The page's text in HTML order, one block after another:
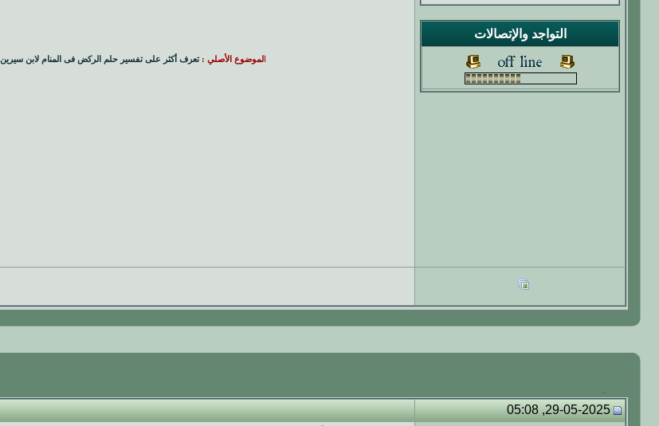
التواجد والإتصالات
لموضوع الأصلي :تعرف أكثر على تفسير حلم الركض فى المنام لابن سيرين
29-05-2025, 05:08